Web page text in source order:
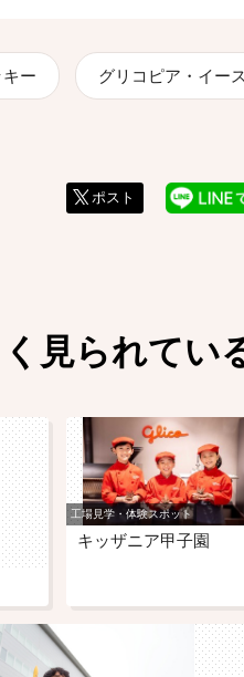
ー グリコピア・イー
ポスト
見られてい
工場見学・体験スポット
キッザニア甲子園